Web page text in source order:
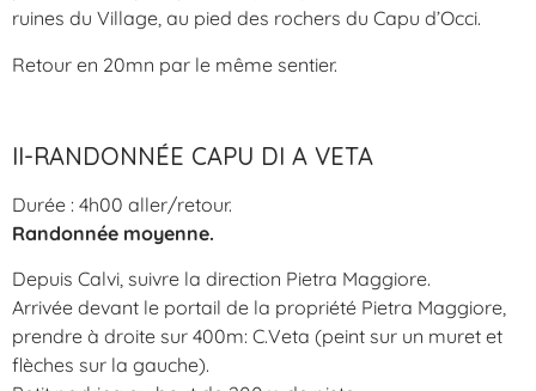
ruines du Village, au pied des rochers du Capu d’Occi.
Retour en 20mn par le même sentier.
II-RANDONNÉE CAPU DI A VETA
Durée : 4h00 aller/retour.
Randonnée moyenne.
Depuis Calvi, suivre la direction Pietra Maggiore.
Arrivée devant le portail de la propriété Pietra Maggiore,
prendre à droite sur 400m: C.Veta (peint sur un muret et
flèches sur la gauche).